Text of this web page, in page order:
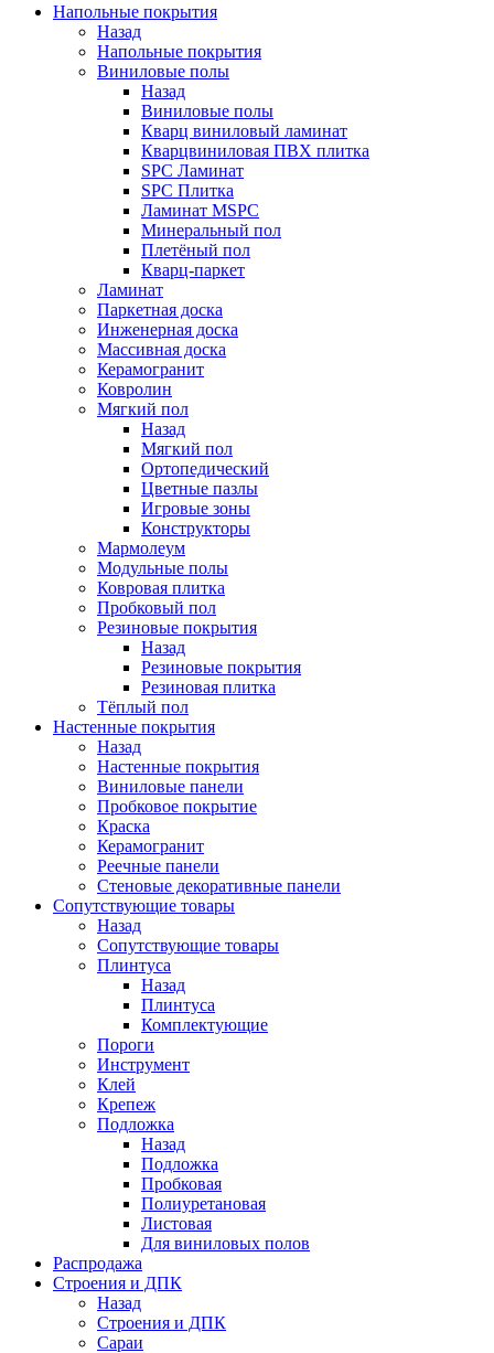
Напольные покрытия
Назад
Напольные покрытия
Виниловые полы
Назад
Виниловые полы
Кварц виниловый ламинат
Кварцвиниловая ПВХ плитка
SPC Ламинат
SPC Плитка
Ламинат MSPC
Минеральный пол
Плетёный пол
Кварц-паркет
Ламинат
Паркетная доска
Инженерная доска
Массивная доска
Керамогранит
Ковролин
Мягкий пол
Назад
Мягкий пол
Ортопедический
Цветные пазлы
Игровые зоны
Конструкторы
Мармолеум
Модульные полы
Ковровая плитка
Пробковый пол
Резиновые покрытия
Назад
Резиновые покрытия
Резиновая плитка
Тёплый пол
Настенные покрытия
Назад
Настенные покрытия
Виниловые панели
Пробковое покрытие
Краска
Керамогранит
Реечные панели
Стеновые декоративные панели
Сопутствующие товары
Назад
Сопутствующие товары
Плинтуса
Назад
Плинтуса
Комплектующие
Пороги
Инструмент
Клей
Крепеж
Подложка
Назад
Подложка
Пробковая
Полиуретановая
Листовая
Для виниловых полов
Распродажа
Строения и ДПК
Назад
Строения и ДПК
Сараи